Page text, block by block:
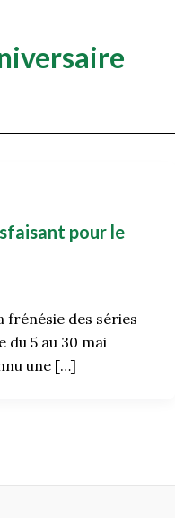
pour le
frénésie des séries
du 5 au 30 mai
une […]